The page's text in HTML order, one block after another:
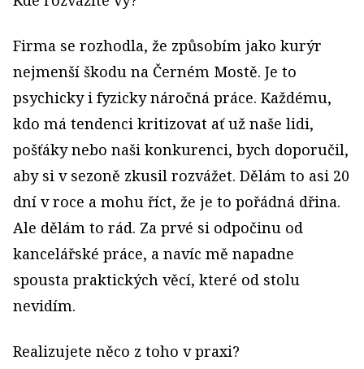
Firma se rozhodla, že způsobím jako kurýr
nejmenší škodu na Černém Mostě. Je to
psychicky i fyzicky náročná práce. Každému,
kdo má tendenci kritizovat ať už naše lidi,
pošťáky nebo naši konkurenci, bych doporučil,
aby si v sezoně zkusil rozvážet. Dělám to asi 20
dní v roce a mohu říct, že je to pořádná dřina.
Ale dělám to rád. Za prvé si odpočinu od
kancelářské práce, a navíc mě napadne
spousta praktických věcí, které od stolu
nevidím.
Realizujete něco z toho v praxi?